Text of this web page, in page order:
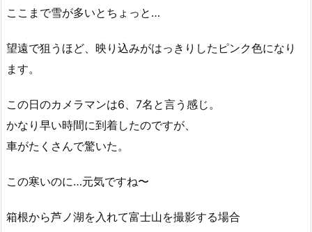
ここまで雪が多いとちょっと…
望遠で狙うほど、映り込みがはっきりしたピンク色になり
ます。
この日のカメラマンは6、7名と言う感じ。
かなり早い時間に到着したのですが、
車がたくさんで驚いた。
この寒いのに…元気ですね〜
箱根から芦ノ湖を入れて富士山を撮影する場合